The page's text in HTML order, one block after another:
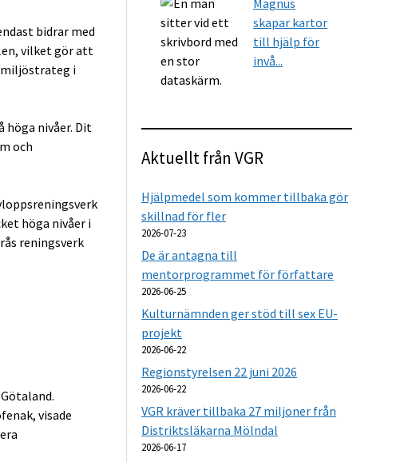
bidrar med
vilket gör att
miljöstrateg i
höga nivåer. Dit
och
höga nivåer i
reningsverk
visade
Magnus
skapar kartor
till hjälp för
invå...
Aktuellt från VGR
Hjälpmedel som kommer tillbaka gör
skillnad för fler
2026-07-23
De är antagna till
mentorprogrammet för författare
2026-06-25
Kulturnämnden ger stöd till sex EU-
projekt
2026-06-22
Regionstyrelsen 22 juni 2026
2026-06-22
VGR kräver tillbaka 27 miljoner från
Distriktsläkarna Mölndal
2026-06-17